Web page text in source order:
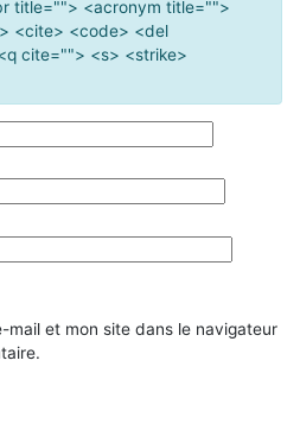
title=""> <acronym title="">
<cite> <code> <del
cite=""> <s> <strike>
mail et mon site dans le navigateur